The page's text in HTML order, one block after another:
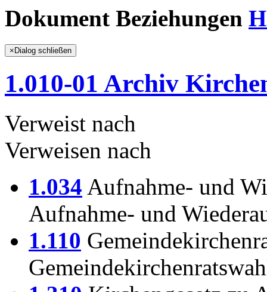
Dokument Beziehungen
× Dialog schließen
1.010-01 Archiv
Verweist nach
Verweisen nach
1.034 Aufnahme- und
Aufnahme- und
1.110